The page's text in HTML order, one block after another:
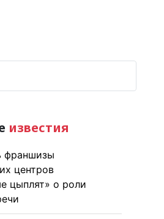
известия
франшизы
центров
цыплят» о роли